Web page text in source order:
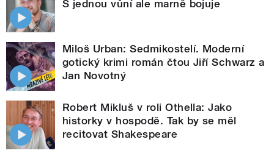
S jednou vůní ale marně bojuje
Miloš Urban: Sedmikostelí. Moderní
gotický krimi román čtou Jiří Schwarz a
Jan Novotný
Robert Mikluš v roli Othella: Jako
historky v hospodě. Tak by se měl
recitovat Shakespeare